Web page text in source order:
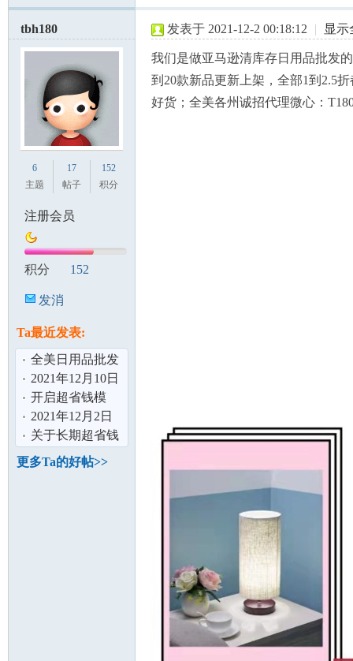
坛
tbh180
6
主题
17
帖子
152
积分
注册会员
积分 152
发消
Ta最近发表:
全美日用品批发
超低价，包邮
2021年12月10日
签到记录贴
开启超省钱模
式，走过路过可
以看下
2021年12月2日
签到记录贴
关于长期超省钱
的方略，很多超
低价好货
更多Ta的好帖>>
发表于 2021-12-2 00:18:12 | 显示
我们是做亚马逊清库存日用品批发
到20款新品更新上架，全部1到2.5
好货；全美各州诚招代理微心：